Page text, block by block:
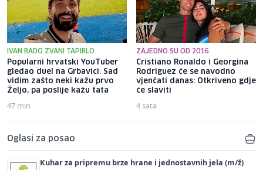
IVAN RADO ZVANI TAPIRLO
Popularni hrvatski YouTuber
gledao duel na Grbavici: Sad
vidim zašto neki kažu prvo
Željo, pa poslije kažu tata
47 min
ZAJEDNO SU OD 2016.
Cristiano Ronaldo i Georgina
Rodriguez će se navodno
vjenčati danas: Otkriveno gdje
će slaviti
4 sata
Oglasi za posao
Kuhar za pripremu brze hrane i jednostavnih jela (m/ž)